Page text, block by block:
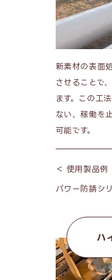
新素材の表面
させることで
ます。この工
ない、稼働を
可能です。
＜ 使用製品例
パワー防錆シ
ハ